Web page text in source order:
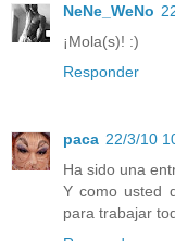
NeNe_WeNo
¡Mola(s)! :)
Responder
paca 22/3/10
Ha sido una
Y como usted
para trabajar